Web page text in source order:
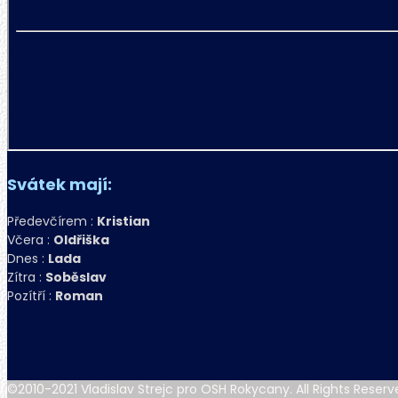
Svátek mají:
Předevčírem : Kristian
Včera : Oldřiška
Dnes : Lada
Zítra : Soběslav
Pozítří : Roman
©2010-2021 Vladislav Strejc pro OSH Rokycany. All Rights